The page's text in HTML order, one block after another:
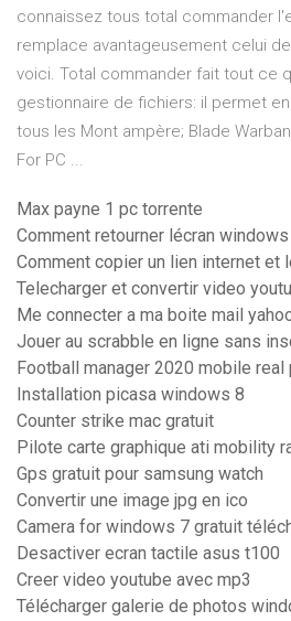
connaissez tous total commander
remplace avantageusement celui
voici. Total commander fait tout ce
gestionnaire de fichiers: il permet
tous les Mont ampère; Blade
For PC ...
Max payne 1 pc torrente
Comment retourner lécran
Comment copier un lien internet et
Telecharger et convertir video
Me connecter a ma boite mail
Jouer au scrabble en ligne sans
Football manager 2020 mobile real
Installation picasa windows 8
Counter strike mac gratuit
Pilote carte graphique ati mobility
Gps gratuit pour samsung watch
Convertir une image jpg en ico
Camera for windows 7 gratuit
Desactiver ecran tactile asus t100
Creer video youtube avec mp3
Télécharger galerie de photos